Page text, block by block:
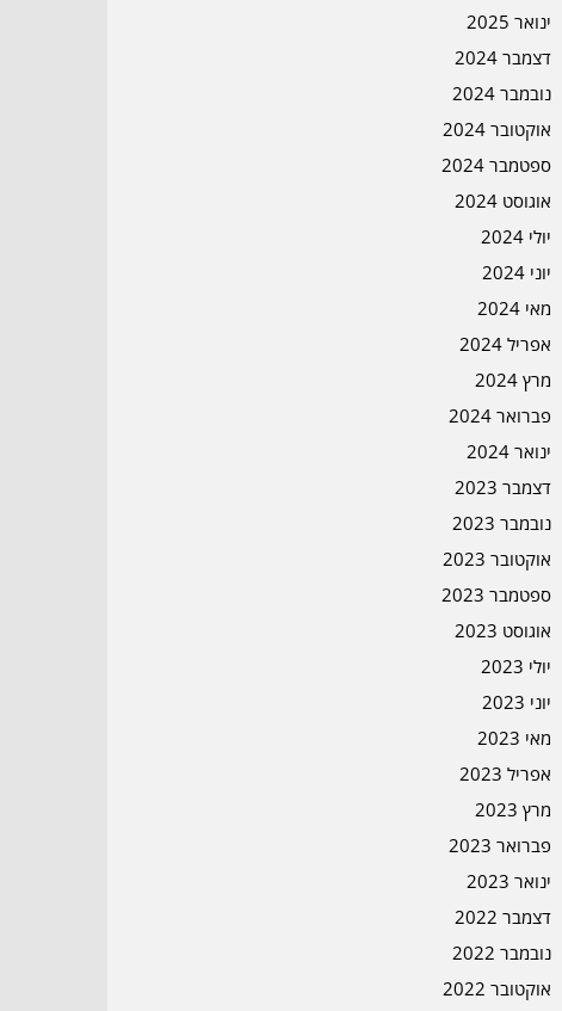
ינואר 2025
דצמבר 2024
נובמבר 2024
אוקטובר 2024
ספטמבר 2024
אוגוסט 2024
יולי 2024
יוני 2024
מאי 2024
אפריל 2024
מרץ 2024
פברואר 2024
ינואר 2024
דצמבר 2023
נובמבר 2023
אוקטובר 2023
ספטמבר 2023
אוגוסט 2023
יולי 2023
יוני 2023
מאי 2023
אפריל 2023
מרץ 2023
פברואר 2023
ינואר 2023
דצמבר 2022
נובמבר 2022
אוקטובר 2022